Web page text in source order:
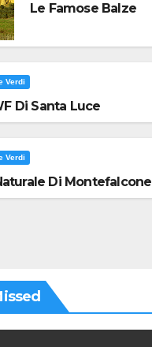
Le Famose Balze
Verdi
Di Santa Luce
Verdi
Di Montefalcone